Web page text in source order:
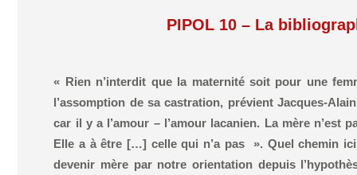
PIPOL 10 – La
« Rien n’interdit que la maternité soit pour une
l’assomption de sa castration, prévient Jacques-
car il y a l’amour – l’amour lacanien. La mère n’est
Elle a à être […] celle qui n’a pas ». Quel chemin
devenir mère par notre orientation depuis